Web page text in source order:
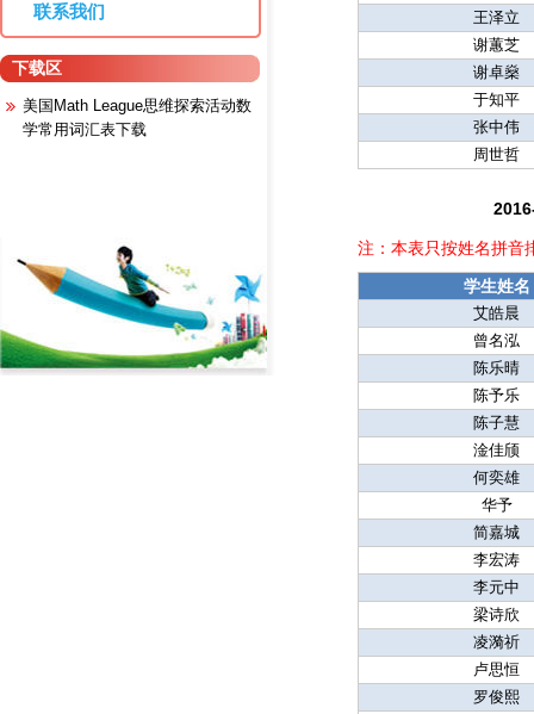
联系我们
下载区
美国Math League思维探索活动数
学常用词汇表下载
王泽立
谢蕙芝
谢卓燊
于知平
张中伟
周世哲
注：本表只按姓名拼音
学生姓名
艾皓晨
曾名泓
陈乐晴
陈予乐
陈子慧
淦佳颀
何奕雄
华予
简嘉城
李宏涛
李元中
梁诗欣
凌漪祈
卢思恒
罗俊熙